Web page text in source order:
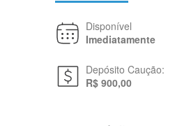
Disponível
Imediatamente
Depósito Caução:
R$ 900,00